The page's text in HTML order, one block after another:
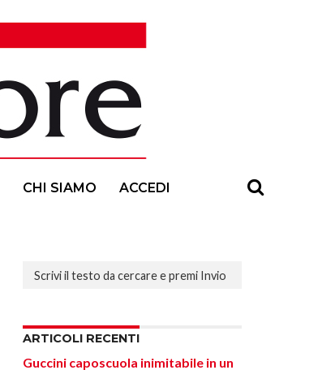
CHI SIAMO ACCEDI
ARTICOLI RECENTI
Guccini caposcuola inimitabile in un